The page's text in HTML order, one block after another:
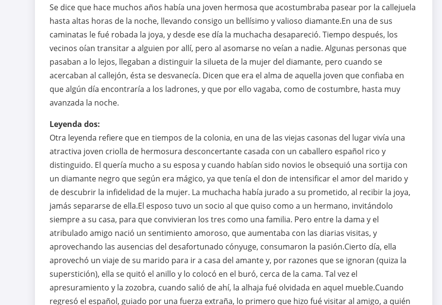
Se dice que hace muchos años había una joven hermosa que acostumbraba pasear por la callejuela
hasta altas horas de la noche, llevando consigo un bellísimo y valioso diamante.En una de sus
caminatas le fué robada la joya, y desde ese día la muchacha desapareció. Tiempo después, los
vecinos oían transitar a alguien por allí, pero al asomarse no veían a nadie. Algunas personas que
pasaban a lo lejos, llegaban a distinguir la silueta de la mujer del diamante, pero cuando se
acercaban al callejón, ésta se desvanecía. Dicen que era el alma de aquella joven que confiaba en
que algún día encontraría a los ladrones, y que por ello vagaba, como de costumbre, hasta muy
avanzada la noche.
Leyenda dos:
Otra leyenda refiere que en tiempos de la colonia, en una de las viejas casonas del lugar vivía una
atractiva joven criolla de hermosura desconcertante casada con un caballero español rico y
distinguido. El quería mucho a su esposa y cuando habían sido novios le obsequió una sortija con
un diamante negro que según era mágico, ya que tenía el don de intensificar el amor del marido y
de descubrir la infidelidad de la mujer. La muchacha había jurado a su prometido, al recibir la joya,
jamás separarse de ella.El esposo tuvo un socio al que quiso como a un hermano, invitándolo
siempre a su casa, para que convivieran los tres como una familia. Pero entre la dama y el
atribulado amigo nació un sentimiento amoroso, que aumentaba con las diarias visitas, y
aprovechando las ausencias del desafortunado cónyuge, consumaron la pasión.Cierto día, ella
aprovechó un viaje de su marido para ir a casa del amante y, por razones que se ignoran (quiza la
superstición), ella se quitó el anillo y lo colocó en el buró, cerca de la cama. Tal vez el
apresuramiento y la zozobra, cuando salió de ahí, la alhaja fué olvidada en aquel mueble.Cuando
regresó el español, guiado por una fuerza extraña, lo primero que hizo fué visitar al amigo, a quién